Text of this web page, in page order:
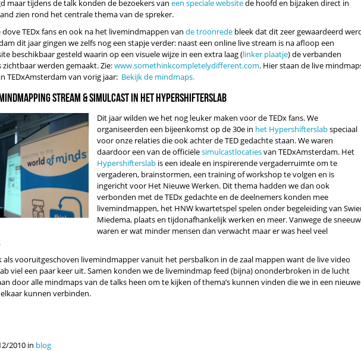
maar tijdens de talk konden de bezoekers van een speciale websitede hoofd en bijzaken direct in
zien rond het centrale thema van de spreker.
TEDx fans en ook na het livemindmappen van de troonrede bleek dat dit zeer gewaardeerd
dit jaar gingen we zelfs nog een stapje verder: naast een online live stream is na afloop een
beschikbaar gesteld waarin op een visuele wijze in een extra laag (linker plaatje) de verbanden
werden gemaakt. Zie:www.somethinkcompletelydifferent.com. Hier staan de live
TEDxAmsterdam van vorig jaar: Bekijk de mindmaps.
stream & simulcast in het Hypershifterslab
Dit jaar wilden we het nog leuker maken voor de TEDx fans. We
organiseerden een bijeenkomst op de 30e in het Hypershifterslabspeciaal
voor onze relaties die ook achter de TED gedachte staan. We waren
daardoor een van de officiëlesimulcastlocatiesvan TEDxAmsterdam. Het
Hypershifterslab is een ideale en inspirerende vergaderruimte om te
vergaderen, brainstormen, een training of workshop te volgen en is
ingericht voor Het Nieuwe Werken. Dit thema hadden we dan ook
verbonden met de TEDx gedachte en de deelnemers konden mee
livemindmappen, het HNW kwartetspel spelen onder begeleiding van
Miedema, plaats en tijdonafhankelijk werken en meer. Vanwege de sneeuw
waren er wat minder mensen dan verwacht maar er was heel veel
als vooruitgeschoven livemindmapper vanuit het persbalkon in de zaal mappen want de live video
viel een paar keer uit. Samen konden we de livemindmap feed (bijna) ononderbroken in de lucht
door alle mindmaps van de talks heen om te kijken of thema’s kunnen vinden die we in een nieuwe
kunnen verbinden.
2010 in blog